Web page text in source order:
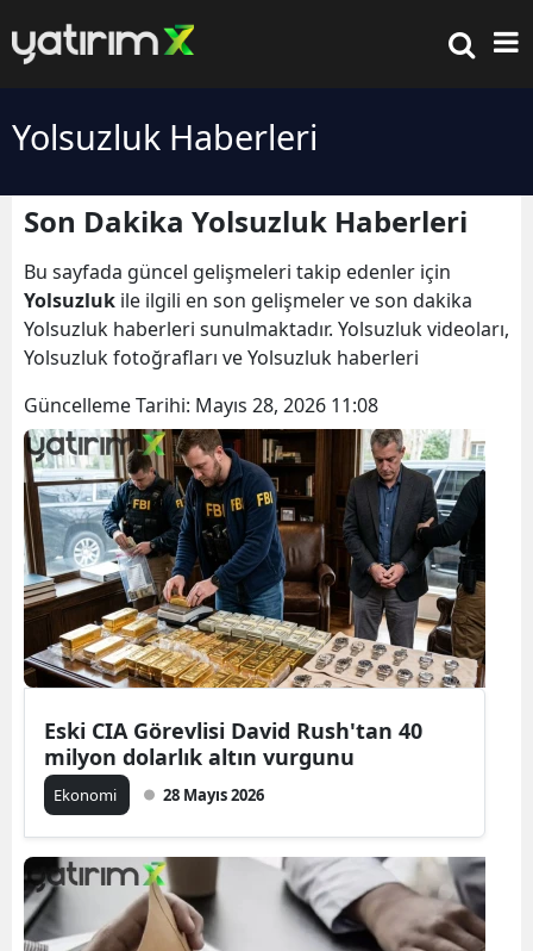
Yolsuzluk Haberleri
Son Dakika Yolsuzluk Haberleri
Bu sayfada güncel gelişmeleri takip edenler için
Yolsuzluk ile ilgili en son gelişmeler ve son dakika
Yolsuzluk haberleri sunulmaktadır. Yolsuzluk videoları,
Yolsuzluk fotoğrafları ve Yolsuzluk haberleri
Güncelleme Tarihi: Mayıs 28, 2026 11:08
Eski CIA Görevlisi David Rush'tan 40
milyon dolarlık altın vurgunu
Ekonomi 28 Mayıs 2026